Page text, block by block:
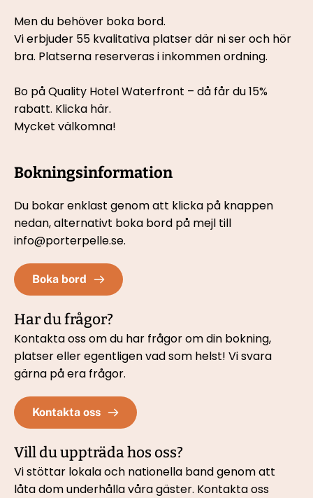
Men du behöver boka bord.
Vi erbjuder 55 kvalitativa platser där ni ser och hör
bra. Platserna reserveras i inkommen ordning.
Bo på Quality Hotel Waterfront – då får du 15%
rabatt. Klicka här.
Mycket välkomna!
Bokningsinformation
Du bokar enklast genom att klicka på knappen
nedan, alternativt boka bord på mejl till
info@porterpelle.se.
Boka bord
Har du frågor?
Kontakta oss om du har frågor om din bokning,
platser eller egentligen vad som helst! Vi svara
gärna på era frågor.
Kontakta oss
Vill du uppträda hos oss?
Vi stöttar lokala och nationella band genom att
låta dom underhålla våra gäster. Kontakta oss